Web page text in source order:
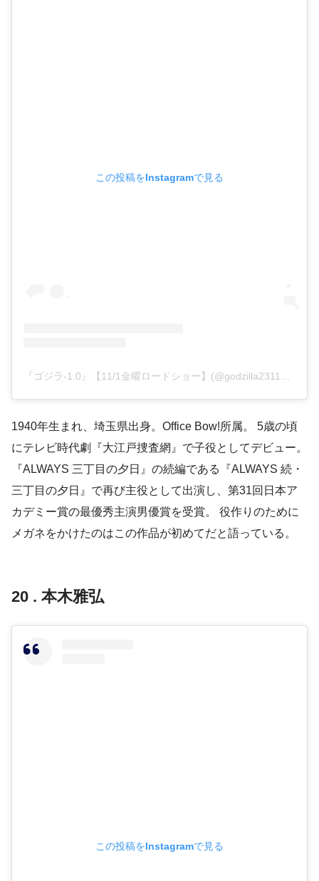
この投稿をInstagramで見る
1940年生まれ、埼玉県出身。Office Bow!所属。 5歳の頃
にテレビ時代劇『大江戸捜査網』で子役としてデビュー。
『ALWAYS 三丁目の夕日』の続編である『ALWAYS 続・
三丁目の夕日』で再び主役として出演し、第31回日本ア
カデミー賞の最優秀主演男優賞を受賞。 役作りのために
メガネをかけたのはこの作品が初めてだと語っている。
20 . 本木雅弘
この投稿をInstagramで見る